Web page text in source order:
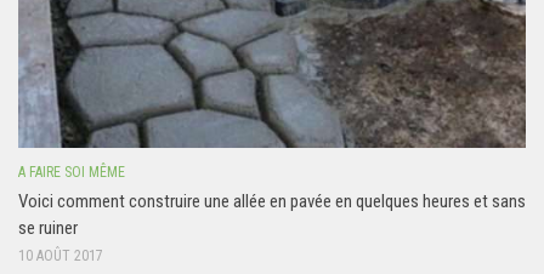
A FAIRE SOI MÊME
Voici comment construire une allée en pavée en quelques heures et sans
se ruiner
10 AOÛT 2017